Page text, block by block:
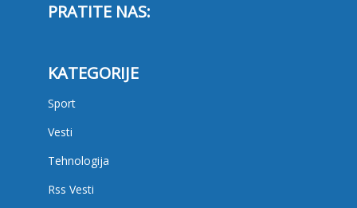
PRATITE NAS:
KATEGORIJE
Sport
Vesti
Tehnologija
Rss Vesti